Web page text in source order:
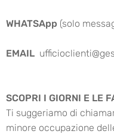
WHATSApp (solo
EMAIL
SCOPRI I GIORNI E LE
Ti suggeriamo di
minore occupazione